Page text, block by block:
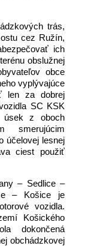
trás,
cez Ružín,
ich
obslužnej
obce
vyplývajúce
len za dobrej
SC KSK
úsek z oboch
smerujúcim
účelovej lesnej
ciest použiť
– Sedlice –
– Košice je
vozidla.
Košického
dokončená
obchádzkovej